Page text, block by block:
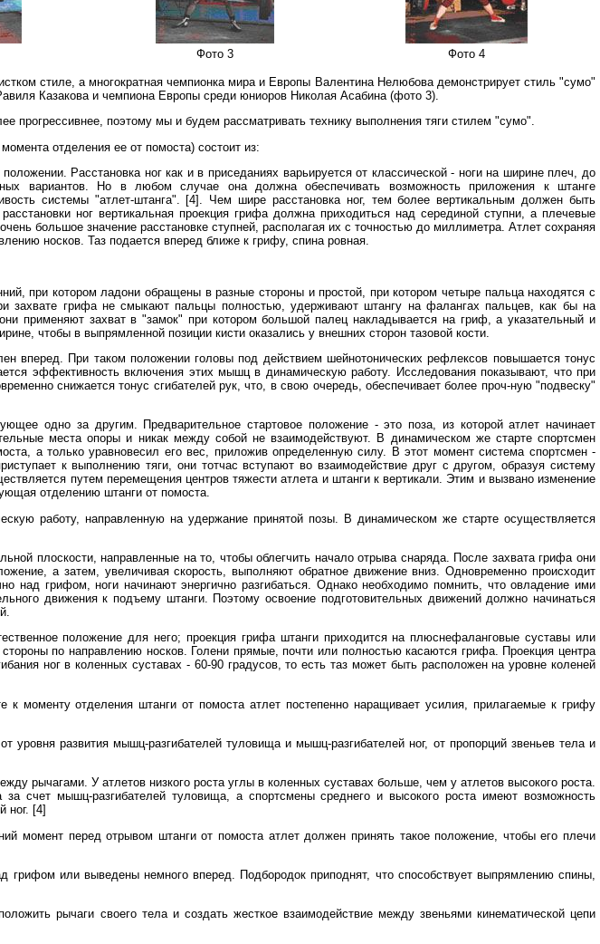
Фото 3 Фото 4
стиле, а многократная чемпионка мира и Европы Валентина Нелюбова демонстрирует стиль "сумо"
Казакова и чемпиона Европы среди юниоров Николая Асабина (фото 3).
прогрессивнее, поэтому мы и будем рассматривать технику выполнения тяги стилем "сумо".
отделения ее от помоста) состоит из:
Расcтановка ног как и в приседаниях варьируется от классической - ноги на ширине плеч, до
вариантов. Но в любом случае она должна обеспечивать возможность приложения к штанге
системы "атлет-штанга". [4]. Чем шире расстановка ног, тем более вертикальным должен быть
ног вертикальная проекция грифа должна приходиться над серединой ступни, а плечевые
большое значение расстановке ступней, располагая их с точностью до миллиметра. Атлет сохраняя
носков. Таз подается вперед ближе к грифу, спина ровная.
при котором ладони обращены в разные стороны и простой, при котором четыре пальца находятся с
захвате грифа не смыкают пальцы полностью, удерживают штангу на фалангах пальцев, как бы на
применяют захват в "замок" при котором большой палец накладывается на гриф, а указательный и
чтобы в выпрямленной позиции кисти оказались у внешних сторон тазовой кости.
вперед. При таком положении головы под действием шейнотонических рефлексов повышается тонус
эффективность включения этих мышц в динамическую работу. Исследования показывают, что при
снижается тонус сгибателей рук, что, в свою очередь, обеспечивает более проч-ную "подвеску"
одно за другим. Предварительное стартовое положение - это поза, из которой атлет начинает
места опоры и никак между собой не взаимодействуют. В динамическом же старте спортсмен
а только уравновесил его вес, приложив определенную силу. В этот момент система спортсмен -
к выполнению тяги, они тотчас вступают во взаимодействие друг с другом, образуя систему
путем перемещения центров тяжести атлета и штанги к вертикали. Этим и вызвано изменение
отделению штанги от помоста.
работу, направленную на удержание принятой позы. В динамическом же старте осуществляется
плоскости, направленные на то, чтобы облегчить начало отрыва снаряда. После захвата грифа они
а затем, увеличивая скорость, выполняют обратное движение вниз. Одновременно происходит
над грифом, ноги начинают энергично разгибаться. Однако необходимо помнить, что овладение ими
движения к подъему штанги. Поэтому освоение подготовительных движений должно начинаться
положение для него; проекция грифа штанги приходится на плюснефаланговые суставы или
по направлению носков. Голени прямые, почти или полностью касаются грифа. Проекция центра
ног в коленных суставах - 60-90 градусов, то есть таз может быть расположен на уровне коленей
моменту отделения штанги от помоста атлет постепенно наращивает усилия, прилагаемые к грифу
уровня развития мышц-разгибателей туловища и мышц-разгибателей ног, от пропорций звеньев тела и
рычагами. У атлетов низкого роста углы в коленных суставах больше, чем у атлетов высокого роста.
счет мышц-разгибателей туловища, а спортсмены среднего и высокого роста имеют возможность
ног. [4]
момент перед отрывом штанги от помоста атлет должен принять такое положение, чтобы его плечи
или выведены немного вперед. Подбородок приподнят, что способствует выпрямлению спины,
рычаги своего тела и создать жесткое взаимодействие между звеньями кинематической цепи